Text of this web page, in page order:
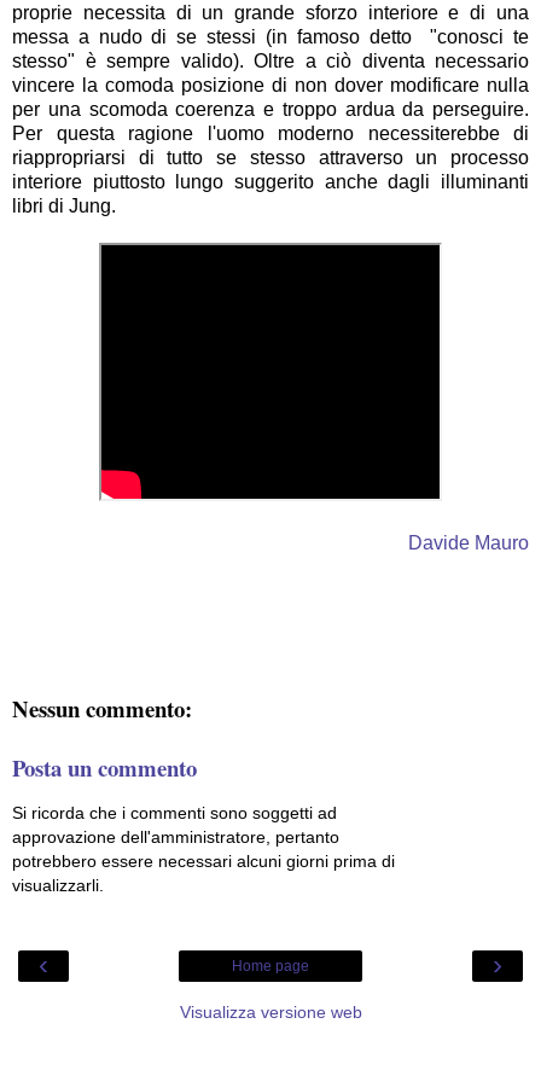
proprie necessita di un grande sforzo interiore e di una
messa a nudo di se stessi (in famoso detto "conosci te
stesso" è sempre valido). Oltre a ciò diventa necessario
vincere la comoda posizione di non dover modificare nulla
per una scomodacoerenza e troppo ardua da perseguire.
Per questa ragione l'uomo moderno necessiterebbe di
riappropriarsi di tutto se stesso attraverso un processo
interiore piuttosto lungo suggerito anche dagli illuminanti
libri di Jung.
Davide Mauro
Nessun commento:
Posta un commento
Si ricorda che i commenti sono soggetti ad
approvazione dell'amministratore, pertanto
potrebbero essere necessari alcuni giorni prima di
visualizzarli.
‹ ›
Home page
Visualizza versione web